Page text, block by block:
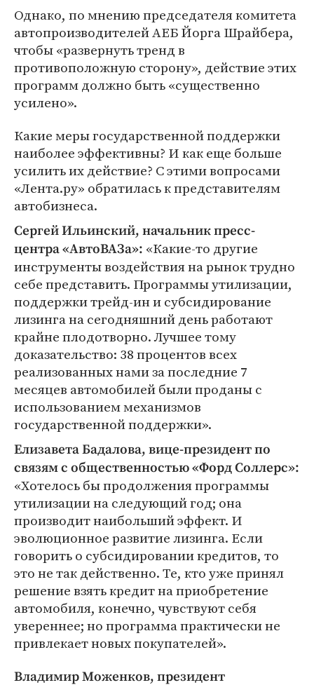
Однако, по мнению председателя комитета
автопроизводителей АЕБ Йорга Шрайбера,
чтобы «развернуть тренд в
противоположную сторону», действие этих
программ должно быть «существенно
усилено».
Какие меры государственной поддержки
наиболее эффективны? И как еще больше
усилить их действие? С этими вопросами
«Лента.ру» обратилась к представителям
автобизнеса.
Сергей Ильинский, начальник пресс-
центра «АвтоВАЗа»: «Какие-то другие
инструменты воздействия на рынок трудно
себе представить. Программы утилизации,
поддержки трейд-ин и субсидирование
лизинга на сегодняшний день работают
крайне плодотворно. Лучшее тому
доказательство: 38 процентов всех
реализованных нами за последние 7
месяцев автомобилей были проданы с
использованием механизмов
государственной поддержки».
Елизавета Бадалова, вице-президент по
связям с общественностью «Форд Соллерс»:
«Хотелось бы продолжения программы
утилизации на следующий год; она
производит наибольший эффект. И
эволюционное развитие лизинга. Если
говорить о субсидировании кредитов, то
это не так действенно. Те, кто уже принял
решение взять кредит на приобретение
автомобиля, конечно, чувствуют себя
увереннее; но программа практически не
привлекает новых покупателей».
Владимир Моженков, президент